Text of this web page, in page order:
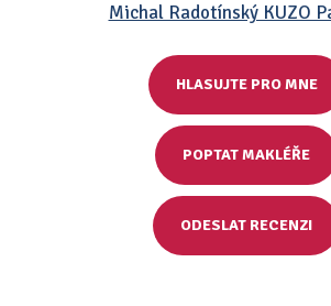
Michal Radotínský KUZO
HLASUJTE PRO MNE
POPTAT MAKLÉŘE
ODESLAT RECENZI